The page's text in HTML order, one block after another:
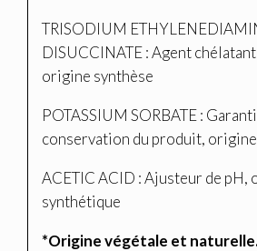
TRISODIUM
DISUCCINATE : Agent
origine synthèse
POTASSIUM SORBATE :
conservation du produit,
ACETIC ACID : Ajusteur de pH,
synthétique
*Origine végétale et